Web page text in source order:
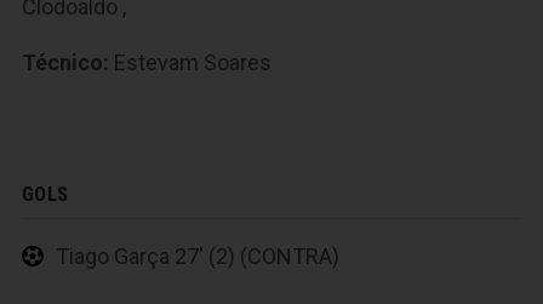
Clodoaldo ,
Técnico: Estevam Soares
GOLS
Tiago Garça 27' (2) (CONTRA)